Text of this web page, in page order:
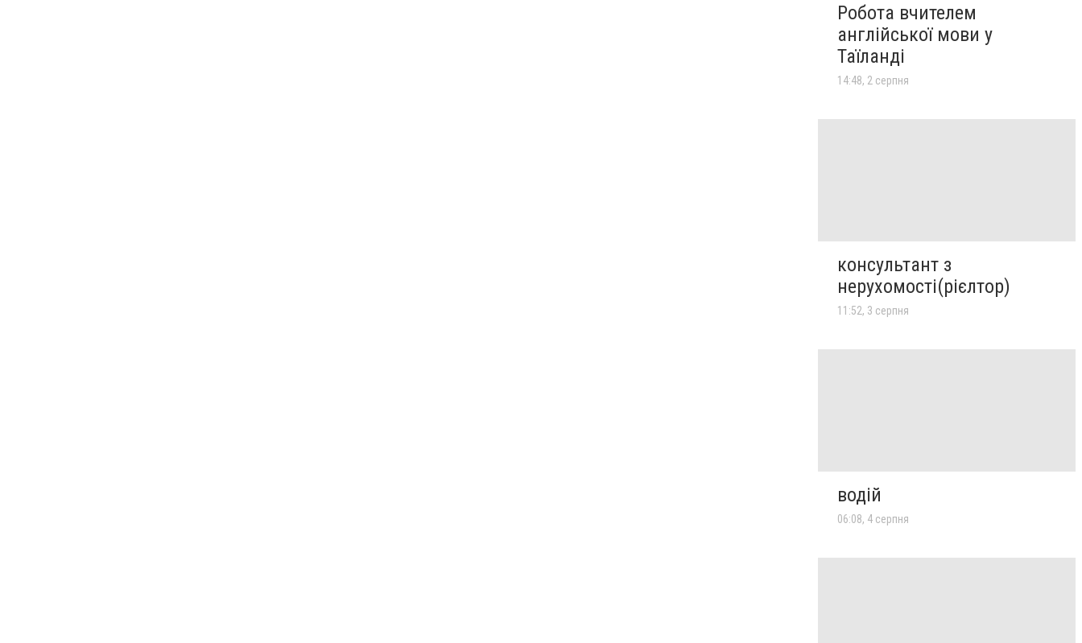
Робота вчителем
англійської мови у
Таїланді
14:48, 2 серпня
консультант з
нерухомості(рієлтор)
11:52, 3 серпня
водій
06:08, 4 серпня